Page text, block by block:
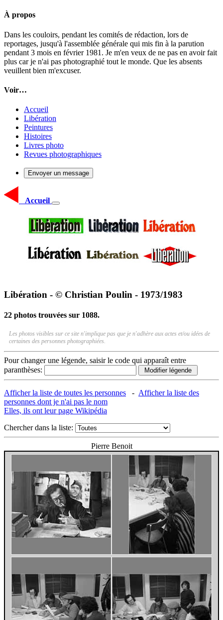
À propos
Dans les couloirs, pendant les comités de rédaction, lors de
reportages, jusqu'à l'assemblée générale qui mis fin à la parution
pendant 3 mois en février 1981. Je m'en veux de ne pas en avoir fait
plus car je n'ai pas photographié tout le monde. Que les absents
veuillent bien m'excuser.
Voir…
Accueil
Libération
Peintures
Histoires
Livres photo
Revues photographiques
Envoyer un message
Accueil
Libération - © Christian Poulin - 1973/1983
22 photos trouvées sur 1088.
Les photos visibles sur ce site n'implique pas que je n'adhère aux actes et/ou idées de
certaines des personnes photographiées.
Pour changer une légende, saisir le code qui apparaît entre
paranthèses:
Afficher la liste de toutes les personnes - Afficher la liste des
personnes dont je n'ai pas le nom
Elles, ils ont leur page Wikipédia
Chercher dans la liste:
Pierre Benoit